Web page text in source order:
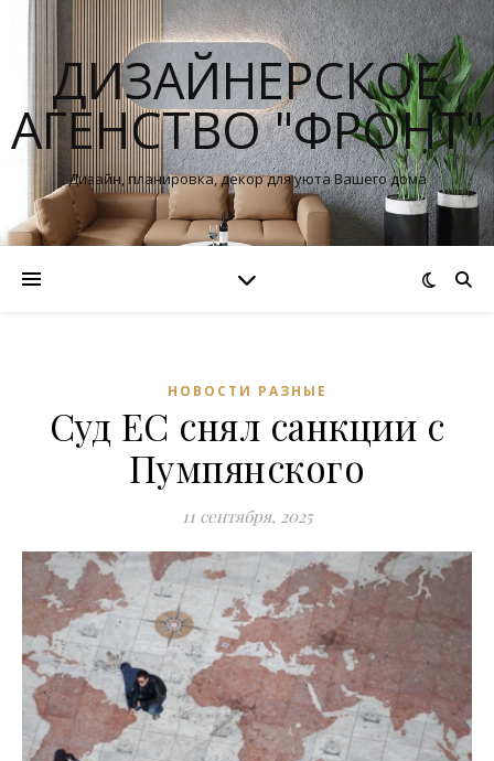
ДИЗАЙНЕРСКОЕ
АГЕНСТВО "ФРОНТ"
Дизайн, планировка, декор для уюта Вашего дома
НОВОСТИ РАЗНЫЕ
Суд ЕС снял санкции с
Пумпянского
11 сентября, 2025